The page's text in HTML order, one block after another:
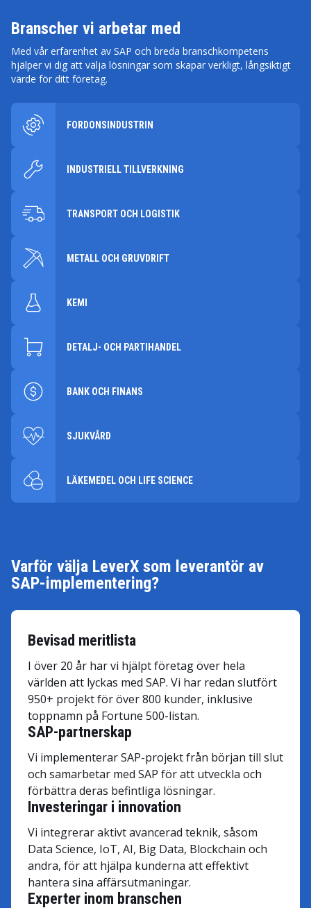
Branscher vi arbetar med
Med vår erfarenhet av SAP och breda branschkompetens
hjälper vi dig att välja lösningar som skapar verkligt, långsiktigt
värde för ditt företag.
FORDONSINDUSTRIN
INDUSTRIELL TILLVERKNING
TRANSPORT OCH LOGISTIK
METALL OCH GRUVDRIFT
KEMI
DETALJ- OCH PARTIHANDEL
BANK OCH FINANS
SJUKVÅRD
LÄKEMEDEL OCH LIFE SCIENCE
Varför välja LeverX som leverantör av
SAP-implementering?
Bevisad meritlista
I över 20 år har vi hjälpt företag över hela
världen att lyckas med SAP. Vi har redan slutfört
950+ projekt för över 800 kunder, inklusive
toppnamn på Fortune 500-listan.
Experter inom branschen
SAP-partnerskap
Vi implementerar SAP-projekt från början till slut
och samarbetar med SAP för att utveckla och
förbättra deras befintliga lösningar.
Investeringar i innovation
Vi integrerar aktivt avancerad teknik, såsom
Data Science, IoT, AI, Big Data, Blockchain och
andra, för att hjälpa kunderna att effektivt
hantera sina affärsutmaningar.